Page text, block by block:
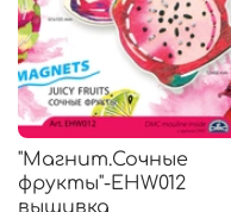
"Магнит.Сочные
фрукты"-EHW012
вышивка